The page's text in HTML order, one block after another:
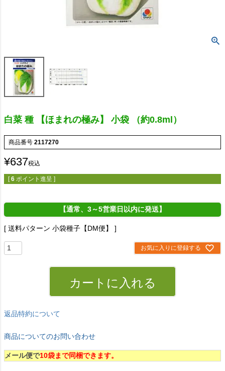
白菜 種 【ほまれの極み】 小袋 （約0.8ml）
商品番号 2117270
¥637税込
[ 6 ポイント進呈 ]
【通常、3～5営業日以内に発送】
送料パターン 小袋種子【DM便】
お気に入りに登録する
カートに入れる
返品特約について
商品についてのお問い合わせ
メール便で10袋まで同梱できます。